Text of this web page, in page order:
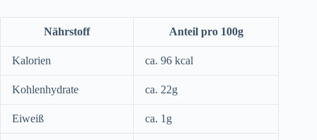
Nährstoff Anteil pro 100g
Kalorien ca. 96 kcal
Kohlenhydrate ca. 22g
Eiweiß ca. 1g